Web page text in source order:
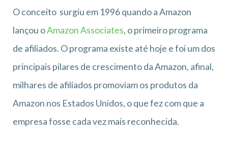
O conceito surgiu em 1996 quando a Amazon
lançou oAmazon Associates, o primeiro programa
de afiliados. O programa existe até hoje e foi um dos
principais pilares de crescimento da Amazon, afinal,
milhares de afiliados promoviam os produtos da
Amazon nos Estados Unidos, o que fez com que a
empresa fosse cada vez mais reconhecida.